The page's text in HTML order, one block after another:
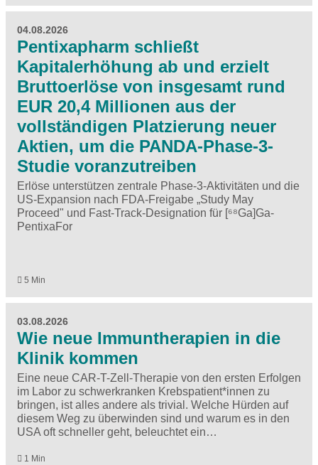
04.08.2026
Pentixapharm schließt
Kapitalerhöhung ab und erzielt
Bruttoerlöse von insgesamt rund
EUR 20,4 Millionen aus der
vollständigen Platzierung neuer
Aktien, um die PANDA-Phase-3-
Studie voranzutreiben
Erlöse unterstützen zentrale Phase-3-Aktivitäten und die
US-Expansion nach FDA-Freigabe „Study May
Proceed" und Fast-Track-Designation für [⁶⁸Ga]Ga-
PentixaFor
5 Min
03.08.2026
Wie neue Immuntherapien in die
Klinik kommen
Eine neue CAR-T-Zell-Therapie von den ersten Erfolgen
im Labor zu schwerkranken Krebspatient*innen zu
bringen, ist alles andere als trivial. Welche Hürden auf
diesem Weg zu überwinden sind und warum es in den
USA oft schneller geht, beleuchtet ein…
1 Min